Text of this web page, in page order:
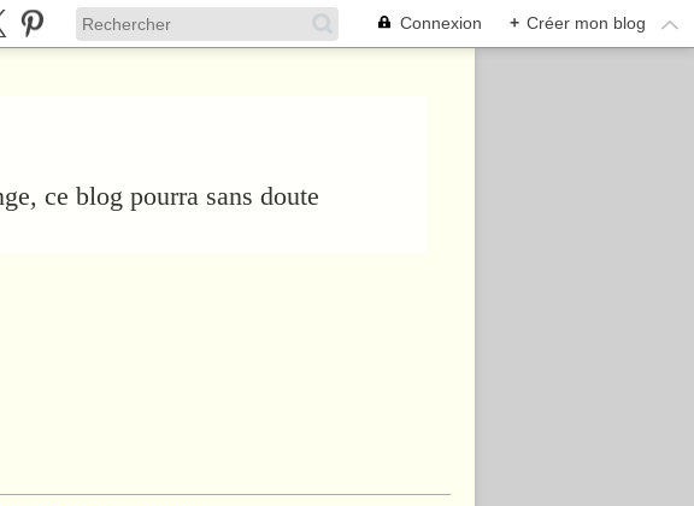
Connexion + Créer mon blog
ce blog pourra sans doute